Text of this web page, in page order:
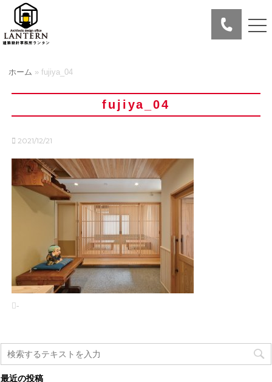
ホーム » fujiya_04
fujiya_04
2021/12/21
-
最近の投稿